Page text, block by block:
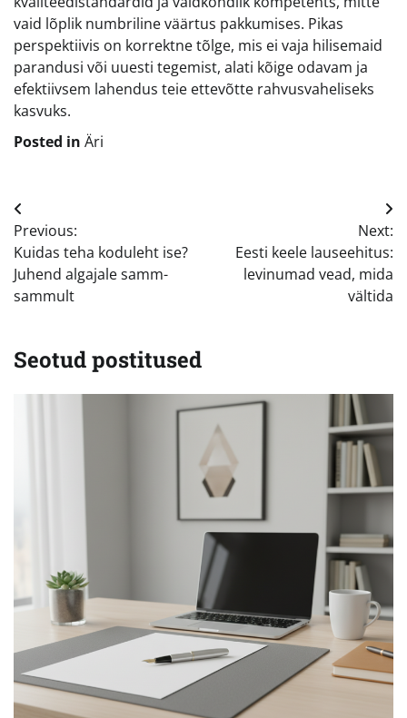
vaid lõplik numbriline väärtus pakkumises. Pikas
perspektiivis on korrektne tõlge, mis ei vaja hilisemaid
parandusi või uuesti tegemist, alati kõige odavam ja
efektiivsem lahendus teie ettevõtte rahvusvaheliseks
kasvuks.
Posted in Äri
Navigeerimine
Previous:
Kuidas teha koduleht ise?
Juhend algajale samm-
sammult
Next:
Eesti keele lauseehitus:
levinumad vead, mida
vältida
Seotud postitused